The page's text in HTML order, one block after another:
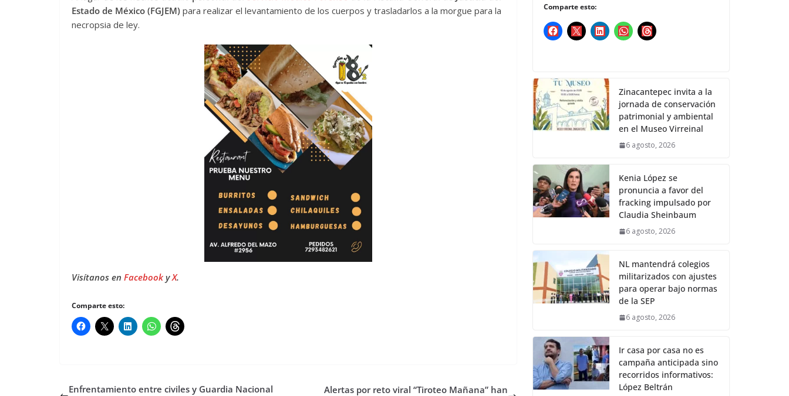
Estado de México (FGJEM) para realizar el levantamiento de los cuerpos y trasladarlos a la morgue para la
necropsia de ley.
Visítanos en FacebookyX.
Comparte esto:
Enfrentamiento entre civiles y Guardia Nacional
Alertas por reto viral “Tiroteo Mañana” han
Comparte esto:
Zinacantepec invita a la
jornada de conservación
patrimonial y ambiental
en el Museo Virreinal
6 agosto, 2026
Kenia López se
pronuncia a favor del
fracking impulsado por
Claudia Sheinbaum
6 agosto, 2026
NL mantendrá colegios
militarizados con ajustes
para operar bajo normas
de la SEP
6 agosto, 2026
Ir casa por casa no es
campaña anticipada sino
recorridos informativos:
López Beltrán